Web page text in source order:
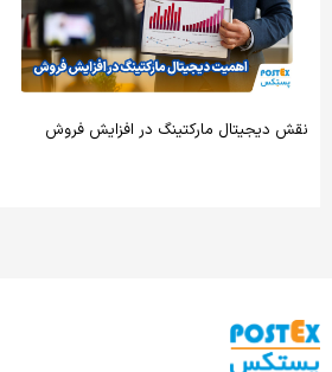
نقش دیجیتال مارکتینگ در افزایش فروش